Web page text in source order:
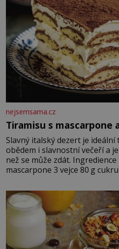
nejsemsama.cz
Tiramisu s mascarpone
Slavný italský dezert je
obědem i slavnostní večeří a
než se může zdát. Ingredience pro
mascarpone 3 vejce 80 g cukru 200 g cukrářských
posypání Postup: Oddělte
vyšlehejte s cukrem do světlé
vmíchejte mascarpone, aby